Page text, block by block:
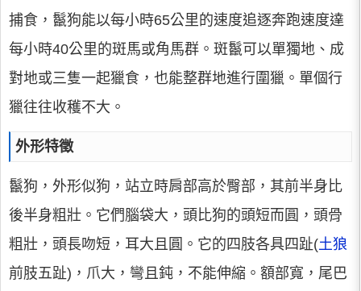
捕食，鬣狗能以每小時65公里的速度追逐奔跑速度達
每小時40公里的斑馬或角馬群。斑鬣可以單獨地、成
對地或三隻一起獵食，也能整群地進行圍獵。單個行
獵往往收穫不大。
外形特徵
鬣狗，外形似狗，站立時肩部高於臀部，其前半身比
後半身粗壯。它們腦袋大，頭比狗的頭短而圓，頭骨
粗壯，頭長吻短，耳大且圓。它的四肢各具四趾(土狼
前肢五趾)，爪大，彎且鈍，不能伸縮。額部寬，尾巴